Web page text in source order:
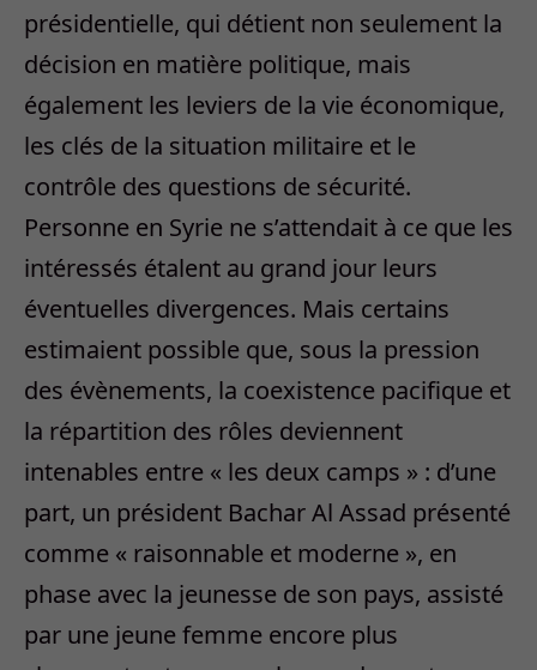
présidentielle, qui détient non seulement la
décision en matière politique, mais
également les leviers de la vie économique,
les clés de la situation militaire et le
contrôle des questions de sécurité.
Personne en Syrie ne s’attendait à ce que les
intéressés étalent au grand jour leurs
éventuelles divergences. Mais certains
estimaient possible que, sous la pression
des évènements, la coexistence pacifique et
la répartition des rôles deviennent
intenables entre « les deux camps » : d’une
part, un président Bachar Al Assad présenté
comme « raisonnable et moderne », en
phase avec la jeunesse de son pays, assisté
par une jeune femme encore plus